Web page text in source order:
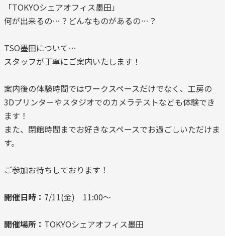
「TOKYOシェアオフィス墨田」
何が出来るの…？どんなものがあるの…？
TSO墨田について…
スタッフが丁寧にご案内いたします！
案内後の体験時間ではワークスペースだけでなく、工房の
3Dプリンターやスタジオでのカメラテストなども体験でき
ます！
また、閉館時間までお好きなスペースでお過ごしいただけま
す。
ご参加お待ちしております！
開催日時： 7/11(金) 11:00～
開催場所： TOKYOシェアオフィス墨田